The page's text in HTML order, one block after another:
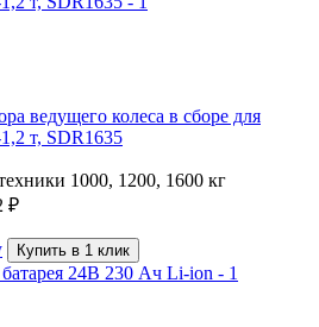
ведущего колеса в сборе для
т, SDR1635
1000, 1200, 1600 кг
₽
Купить в 1 клик